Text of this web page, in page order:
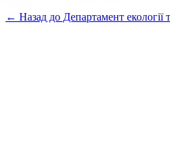
← Назад до Департамент екології